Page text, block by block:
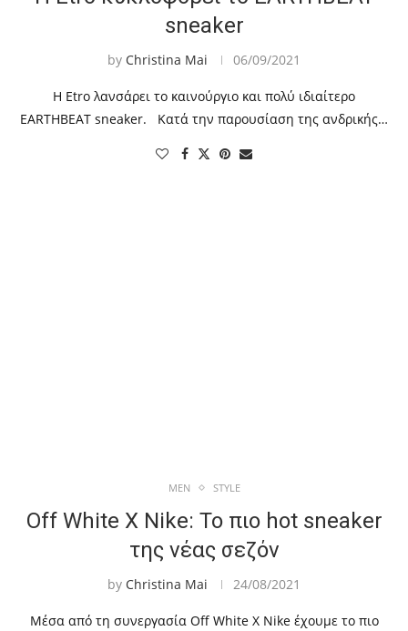
sneaker
by Christina Mai 06/09/2021
Η Etro λανσάρει το καινούργιο και πολύ ιδιαίτερο
EARTHBEAT sneaker. Κατά την παρουσίαση της ανδρικής…
MEN STYLE
Off White X Nike: Το πιο hot sneaker
της νέας σεζόν
by Christina Mai 24/08/2021
Μέσα από τη συνεργασία Off White X Nike έχουμε το πιο